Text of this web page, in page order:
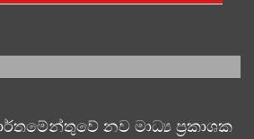
නව මාධ්‍ය ප්‍රකාශක